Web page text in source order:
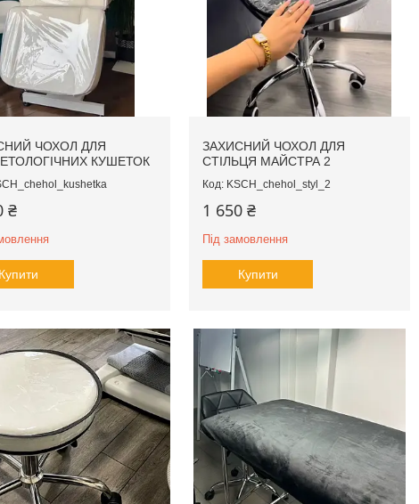
ЧОХОЛ ДЛЯ
КУШЕТОК
₴
Купити
ЗАХИСНИЙ ЧОХОЛ ДЛЯ
СТІЛЬЦЯ МАЙСТРА 2
KSCH_chehol_styl_2
1 650 ₴
Під замовлення
Купити